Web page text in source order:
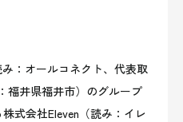
：オールコネクト、代表取
福井県福井市）のグループ
式会社Eleven（読み：イレ